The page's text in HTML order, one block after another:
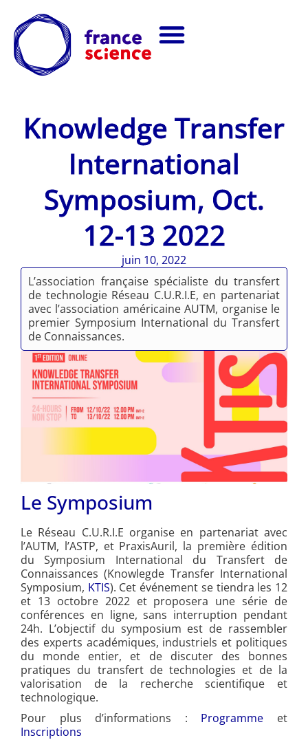
Knowledge Transfer
International
Symposium, Oct.
12-13 2022
juin 10, 2022
L’association française spécialiste du transfert
de technologie Réseau C.U.R.I.E, en partenariat
avec l’association américaine AUTM, organise le
premier Symposium International du Transfert
de Connaissances.
Le Symposium
Le Réseau C.U.R.I.E organise en partenariat avec
l’AUTM, l’ASTP, et PraxisAuril, la première édition
du Symposium International du Transfert de
Connaissances (Knowlegde Transfer International
Symposium, KTIS). Cet événement se tiendra les 12
et 13 octobre 2022 et proposera une série de
conférences en ligne, sans interruption pendant
24h. L’objectif du symposium est de rassembler
des experts académiques, industriels et politiques
du monde entier, et de discuter des bonnes
pratiques du transfert de technologies et de la
valorisation de la recherche scientifique et
technologique.
Pour plus d’informations : Programme et
Inscriptions